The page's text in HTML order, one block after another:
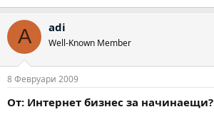
A adi
Well-Known Member
8 Февруари 2009
От: Интернет бизнес за начинаещи?